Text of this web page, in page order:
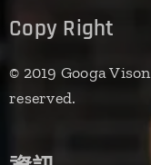
Copy Right
© 2019 Googa
reserved.